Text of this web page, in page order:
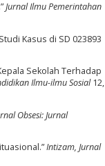
Jurnal Ilmu Pemerintahan
Kasus di SD 023893
Sekolah Terhadap
Ilmu-ilmu Sosial12,
Obsesi: Jurnal
Intizam, Jurnal